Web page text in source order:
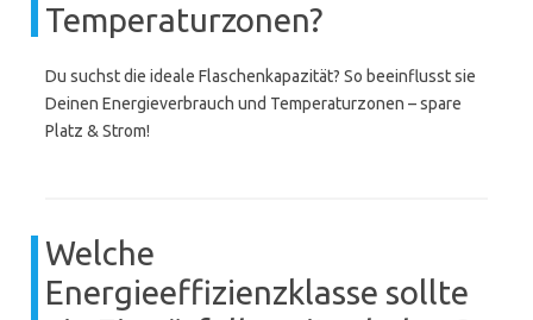
Temperaturzonen?
Du suchst die ideale Flaschenkapazität? So beeinflusst sie
Deinen Energieverbrauch und Temperaturzonen – spare
Platz & Strom!
Welche
Energieeffizienzklasse sollte